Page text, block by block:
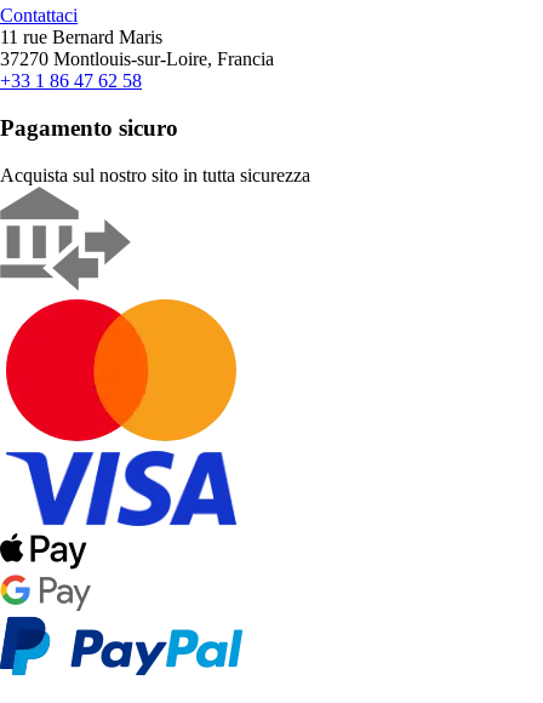
Contattaci
11 rue Bernard Maris
37270 Montlouis-sur-Loire, Francia
+33 1 86 47 62 58
Pagamento sicuro
Acquista sul nostro sito in tutta sicurezza